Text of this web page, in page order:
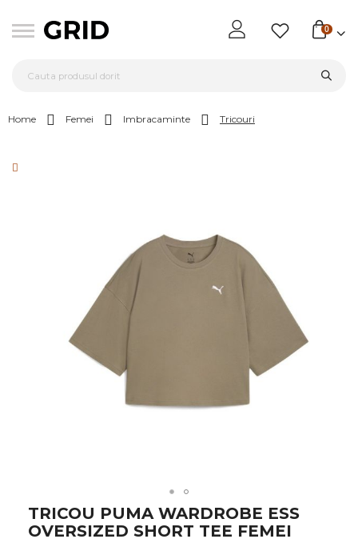
0
Home Femei Imbracaminte Tricouri
Skip
the
TRICOU PUMA WARDROBE ESS
OVERSIZED SHORT TEE FEMEI